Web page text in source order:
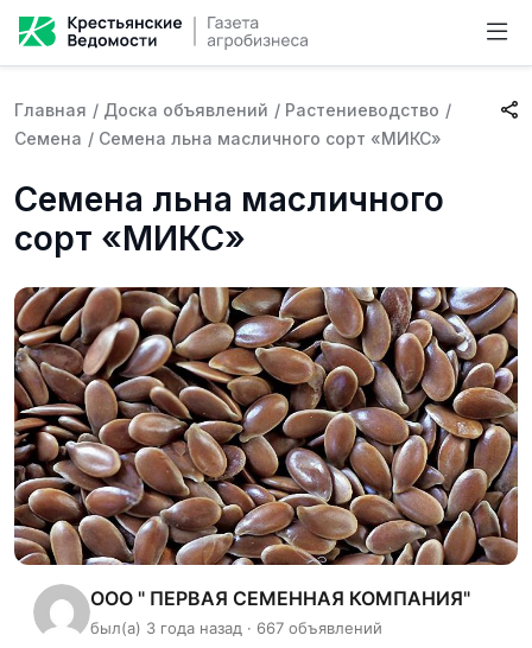
Главная / Доска объявлений / Растениеводство /
Семена / Семена льна масличного сорт «МИКС»
Семена льна масличного
сорт «МИКС»
ООО " ПЕРВАЯ СЕМЕННАЯ КОМПАНИЯ"
был(а) 3 года назад · 667 объявлений